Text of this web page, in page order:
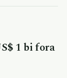
1 bi fora